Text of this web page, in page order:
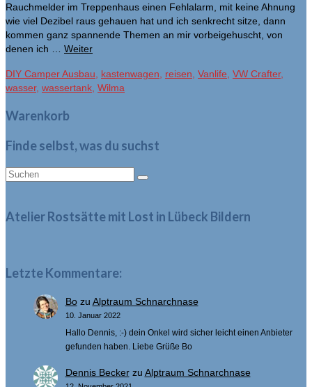
Rauchmelder im Treppenhaus einen Fehlalarm, mit keine Ahnung
wie viel Dezibel raus gehauen hat und ich senkrecht sitze, dann
kommen ganz spannende Themen an mir vorbeigehuscht, von
denen ich … Weiter
DIY Camper Ausbau, kastenwagen, reisen, Vanlife, VW Crafter,
wasser, wassertank, Wilma
Warenkorb
Finde selbst, was du suchst
Suche
Atelier Rostsätte mit Lost in Lübeck Bildern
Letzte Kommentare:
Bozu Alptraum Schnarchnase
10. Januar 2022
Hallo Dennis, :-) dein Onkel wird sicher leicht einen Anbieter
gefunden haben. Liebe Grüße Bo
Dennis Beckerzu Alptraum Schnarchnase